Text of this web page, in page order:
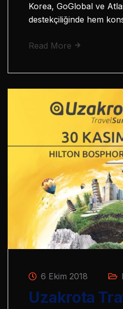
Korea, GoGlobal ve
destekçiliğinde hem
Read More
6 Ekim 2018
Uzakrota